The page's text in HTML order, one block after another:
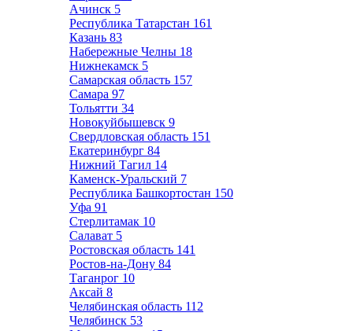
Ачинск 5
Республика Татарстан 161
Казань 83
Набережные Челны 18
Нижнекамск 5
Самарская область 157
Самара 97
Тольятти 34
Новокуйбышевск 9
Свердловская область 151
Екатеринбург 84
Нижний Тагил 14
Каменск-Уральский 7
Республика Башкортостан 150
Уфа 91
Стерлитамак 10
Салават 5
Ростовская область 141
Ростов-на-Дону 84
Таганрог 10
Аксай 8
Челябинская область 112
Челябинск 53